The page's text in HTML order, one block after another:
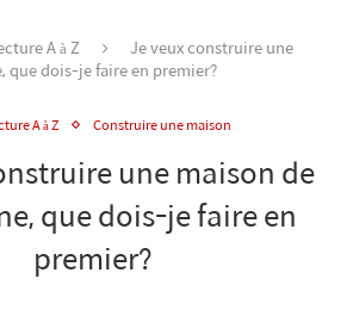
A à Z
Je veux construire une
que dois-je faire en premier?
A à Z Construire une maison
une maison de
que dois-je faire en
premier?